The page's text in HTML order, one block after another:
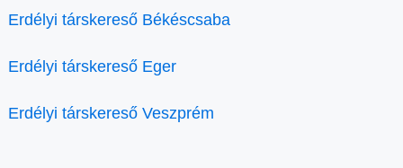
Erdélyi társkereső Békéscsaba
Erdélyi társkereső Eger
Erdélyi társkereső Veszprém